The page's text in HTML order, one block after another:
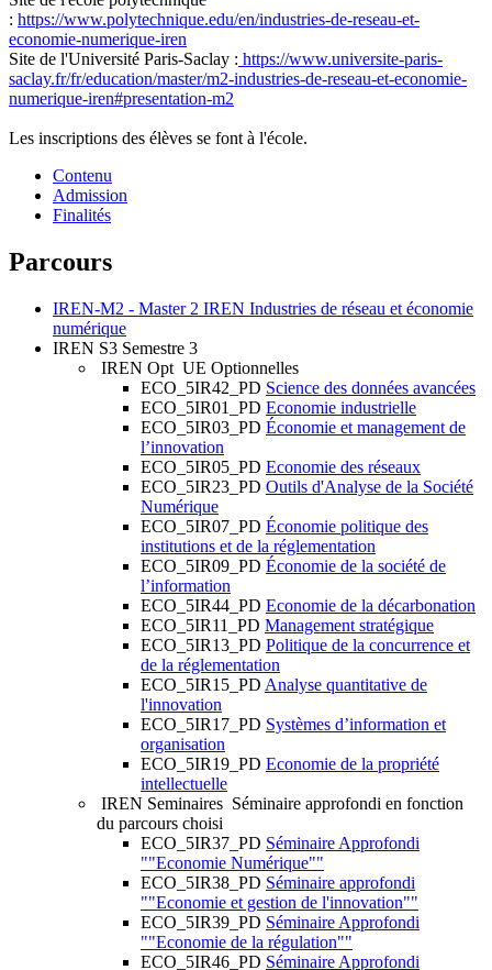
: https://www.polytechnique.edu/en/industries-de-reseau-et-
economie-numerique-iren
Site de l'Université Paris-Saclay : https://www.universite-paris-
saclay.fr/fr/education/master/m2-industries-de-reseau-et-economie-
numerique-iren#presentation-m2
Les inscriptions des élèves se font à l'école.
Contenu
Admission
Finalités
Parcours
IREN-M2 - Master 2 IREN Industries de réseau et économie
numérique
IREN S3 Semestre 3
IREN Opt UE Optionnelles
ECO_5IR42_PD Science des données avancées
ECO_5IR01_PD Economie industrielle
ECO_5IR03_PD Économie et management de
l’innovation
ECO_5IR05_PD Economie des réseaux
ECO_5IR23_PD Outils d'Analyse de la Société
Numérique
ECO_5IR07_PD Économie politique des
institutions et de la réglementation
ECO_5IR09_PD Économie de la société de
l’information
ECO_5IR44_PD Economie de la décarbonation
ECO_5IR11_PD Management stratégique
ECO_5IR13_PD Politique de la concurrence et
de la réglementation
ECO_5IR15_PD Analyse quantitative de
l'innovation
ECO_5IR17_PD Systèmes d’information et
organisation
ECO_5IR19_PD Economie de la propriété
intellectuelle
IREN Seminaires Séminaire approfondi en fonction
du parcours choisi
ECO_5IR37_PD Séminaire Approfondi
""Economie Numérique""
ECO_5IR38_PD Séminaire approfondi
""Economie et gestion de l'innovation""
ECO_5IR39_PD Séminaire Approfondi
""Economie de la régulation""
ECO_5IR46_PD Séminaire Approfondi